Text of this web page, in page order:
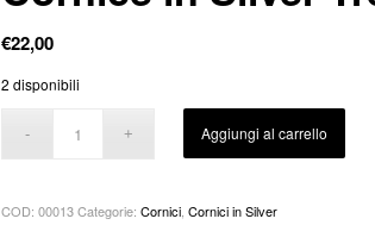
€22,00
2 disponibili
Aggiungi al carrello
COD:00013 Categorie:Cornici,Cornici in Silver